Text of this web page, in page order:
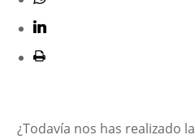
¿Todavía nos has realizado la